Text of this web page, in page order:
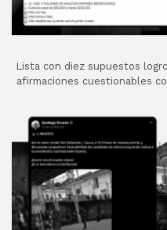
Lista con diez supuestos
afirmaciones cuestionables